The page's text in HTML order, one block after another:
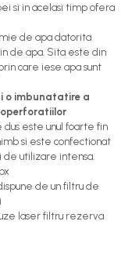
si in acelasi timp ofera
de apa datorita
de apa. Sita este din
care iese apa sunt
o imbunatatire a
este unul foarte fin
si este confectionat
de utilizare intensa.
de un filtru de
laser filtru rezerva